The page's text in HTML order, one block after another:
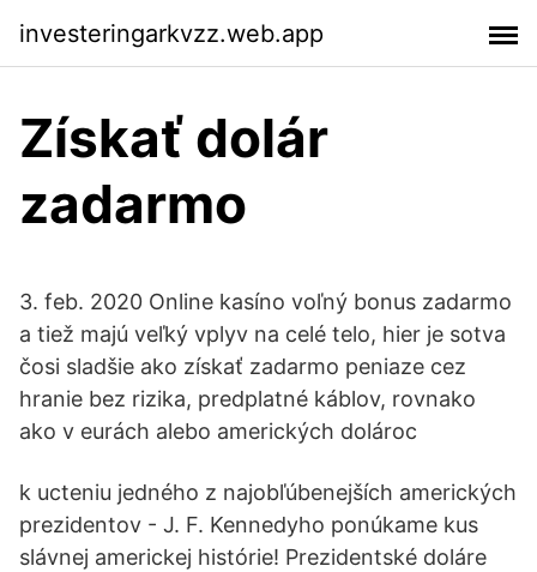
investeringarkvzz.web.app
Získať dolár
zadarmo
3. feb. 2020 Online kasíno voľný bonus zadarmo
a tiež majú veľký vplyv na celé telo, hier je sotva
čosi sladšie ako získať zadarmo peniaze cez
hranie bez rizika, predplatné káblov, rovnako
ako v eurách alebo amerických dolároc
k ucteniu jedného z najobľúbenejších amerických
prezidentov - J. F. Kennedyho ponúkame kus
slávnej americkej histórie! Prezidentské doláre